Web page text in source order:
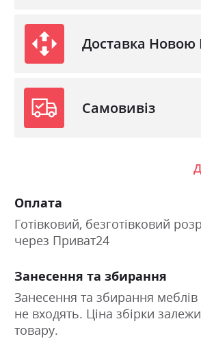
Доставка
Самовивіз
Оплата
Готівковий, безготівковий
через Приват24
Занесення та збирання
Занесення та збирання меблів
не входять. Ціна збірки
товару.